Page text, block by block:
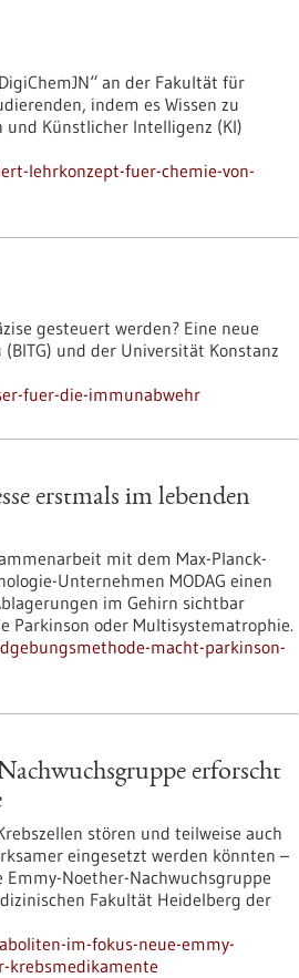
an der Fakultät für
indem es Wissen zu
Künstlicher Intelligenz (KI)
lehrkonzept-fuer-chemie-von-
gesteuert werden? Eine neue
und der Universität Konstanz
fuer-die-immunabwehr
erstmals im lebenden
mit dem Max-Planck-
Unternehmen MODAG einen
im Gehirn sichtbar
Parkinson oder Multisystematrophie.
macht-parkinson-
erforscht
stören und teilweise auch
eingesetzt werden könnten –
Noether-Nachwuchsgruppe
Fakultät Heidelberg der
im-fokus-neue-emmy-
krebsmedikamente